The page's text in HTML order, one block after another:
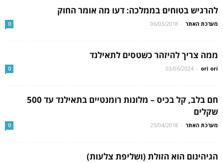
להרגיש בטוחים בממלכה: דעו מה אומר החוק
מערכת האתר -
06/03/2018
0
ממה צריך להיזהר כשטסים לתאילנד
ori ori
-
03/06/2024
0
חם בלב, קל בכיס – מלונות רומנטיים בתאילנד עד 500
שקלים
מערכת האתר -
25/04/2018
0
הגיהינום הוא הזולת (ושליפת צלעות)